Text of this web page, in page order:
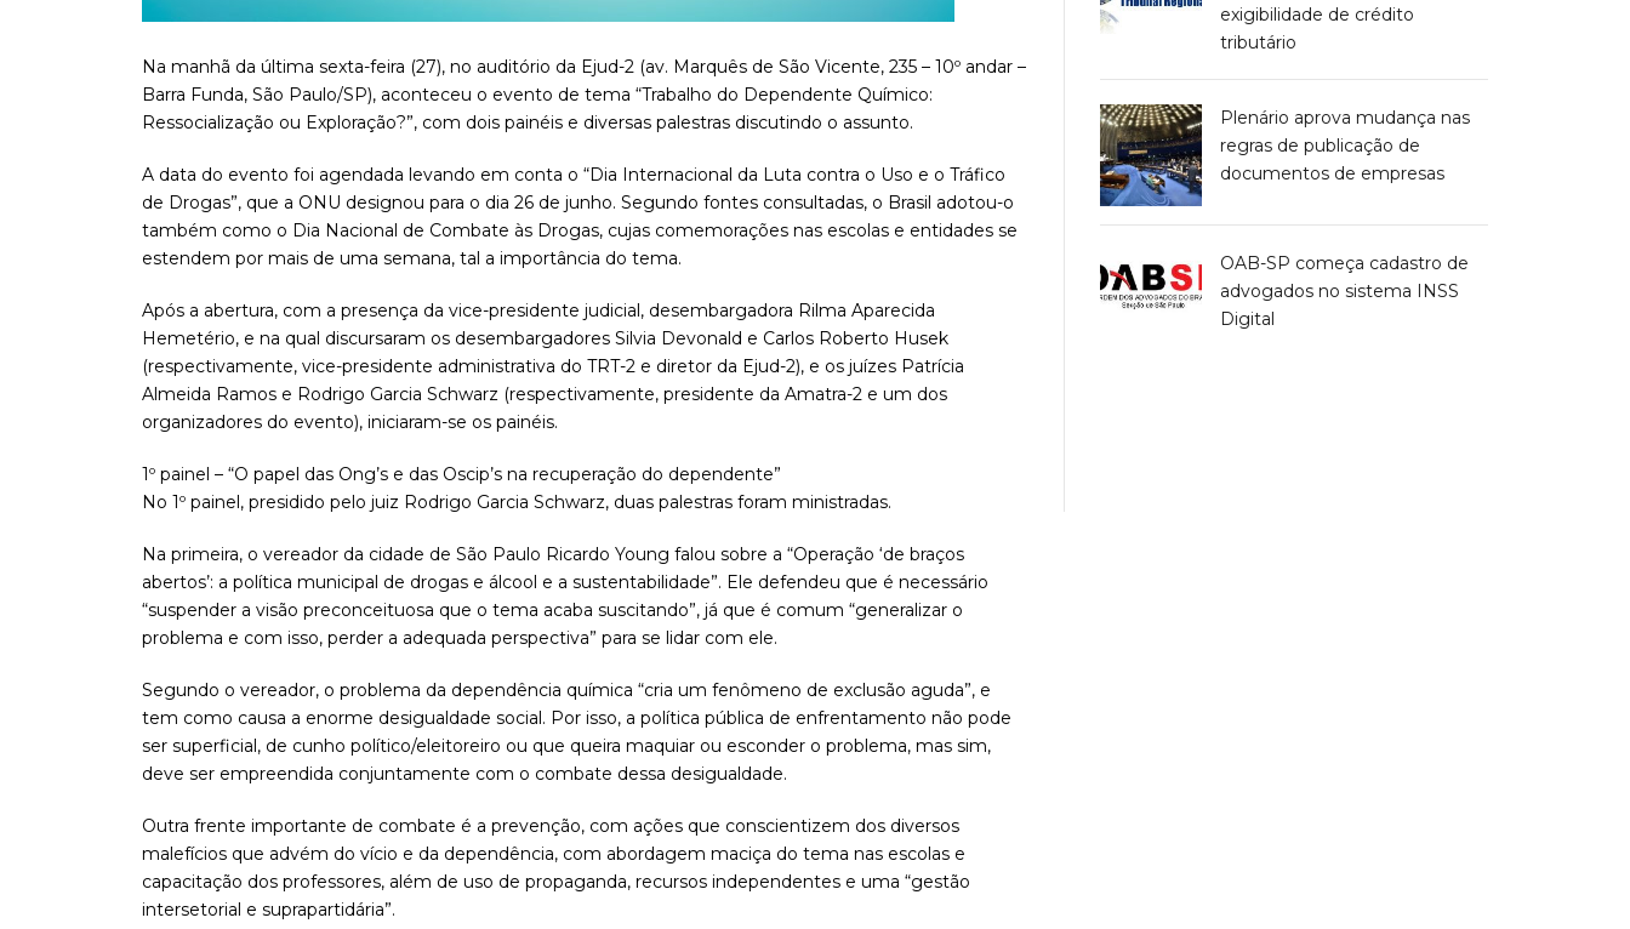
Na manhã da última sexta-feira (27), no auditório da Ejud-2 (av. Marquês de São Vicente, 235 – 10º andar –
Barra Funda, São Paulo/SP), aconteceu o evento de tema “Trabalho do Dependente Químico:
Ressocialização ou Exploração?”, com dois painéis e diversas palestras discutindo o assunto.
A data do evento foi agendada levando em conta o “Dia Internacional da Luta contra o Uso e o Tráfico
de Drogas”, que a ONU designou para o dia 26 de junho. Segundo fontes consultadas, o Brasil adotou-o
também como o Dia Nacional de Combate às Drogas, cujas comemorações nas escolas e entidades se
estendem por mais de uma semana, tal a importância do tema.
Após a abertura, com a presença da vice-presidente judicial, desembargadora Rilma Aparecida
Hemetério, e na qual discursaram os desembargadores Silvia Devonald e Carlos Roberto Husek
(respectivamente, vice-presidente administrativa do TRT-2 e diretor da Ejud-2), e os juízes Patrícia
Almeida Ramos e Rodrigo Garcia Schwarz (respectivamente, presidente da Amatra-2 e um dos
organizadores do evento), iniciaram-se os painéis.
1º painel – “O papel das Ong’s e das Oscip’s na recuperação do dependente”
No 1º painel, presidido pelo juiz Rodrigo Garcia Schwarz, duas palestras foram ministradas.
Na primeira, o vereador da cidade de São Paulo Ricardo Young falou sobre a “Operação ‘de braços
abertos’: a política municipal de drogas e álcool e a sustentabilidade”. Ele defendeu que é necessário
“suspender a visão preconceituosa que o tema acaba suscitando”, já que é comum “generalizar o
problema e com isso, perder a adequada perspectiva” para se lidar com ele.
Segundo o vereador, o problema da dependência química “cria um fenômeno de exclusão aguda”, e
tem como causa a enorme desigualdade social. Por isso, a política pública de enfrentamento não pode
ser superficial, de cunho político/eleitoreiro ou que queira maquiar ou esconder o problema, mas sim,
deve ser empreendida conjuntamente com o combate dessa desigualdade.
Outra frente importante de combate é a prevenção, com ações que conscientizem dos diversos
malefícios que advém do vício e da dependência, com abordagem maciça do tema nas escolas e
capacitação dos professores, além de uso de propaganda, recursos independentes e uma “gestão
intersetorial e suprapartidária”.
exigibilidade de crédito
tributário
Plenário aprova mudança nas
regras de publicação de
documentos de empresas
OAB-SP começa cadastro de
advogados no sistema INSS
Digital